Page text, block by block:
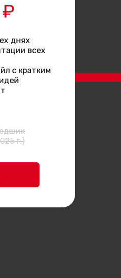
г.)
днях
всех
с кратким